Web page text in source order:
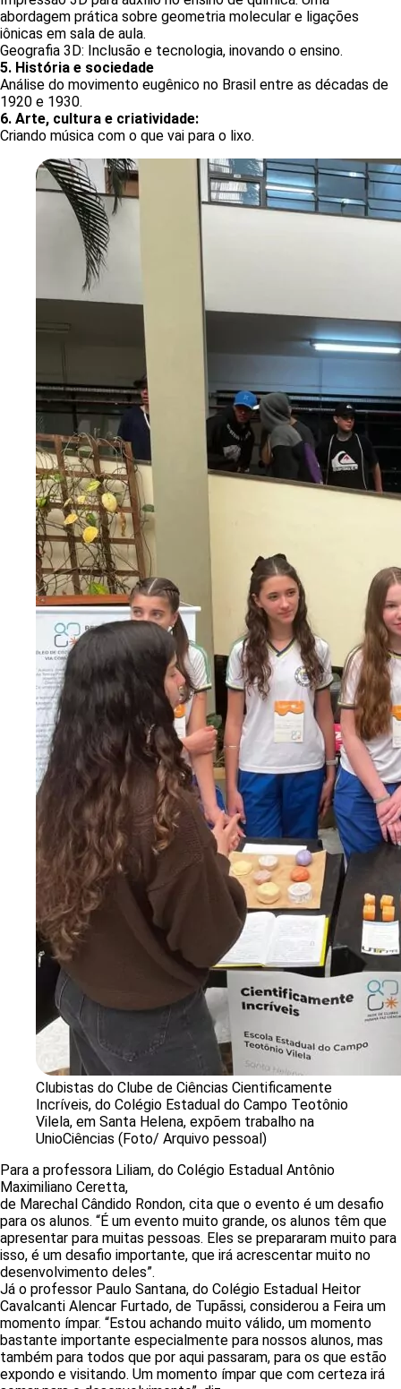
abordagem prática sobre geometria molecular e ligações
iônicas em sala de aula.
Geografia 3D: Inclusão e tecnologia, inovando o ensino.
5. História e sociedade
Análise do movimento eugênico no Brasil entre as décadas de
1920 e 1930.
6. Arte, cultura e criatividade:
Criando música com o que vai para o lixo.
Clubistas do Clube de Ciências Cientificamente
Incríveis, do Colégio Estadual do Campo Teotônio
Vilela, em Santa Helena, expõem trabalho na
UnioCiências (Foto/ Arquivo pessoal)
Para a professora Liliam, do Colégio Estadual Antônio
Maximiliano Ceretta,
de Marechal Cândido Rondon, cita que o evento é um desafio
para os alunos. “É um evento muito grande, os alunos têm que
apresentar para muitas pessoas. Eles se prepararam muito para
isso, é um desafio importante, que irá acrescentar muito no
desenvolvimento deles”.
Já o professor Paulo Santana, do Colégio Estadual Heitor
Cavalcanti Alencar Furtado, de Tupãssi, considerou a Feira um
momento ímpar. “Estou achando muito válido, um momento
bastante importante especialmente para nossos alunos, mas
também para todos que por aqui passaram, para os que estão
expondo e visitando. Um momento ímpar que com certeza irá